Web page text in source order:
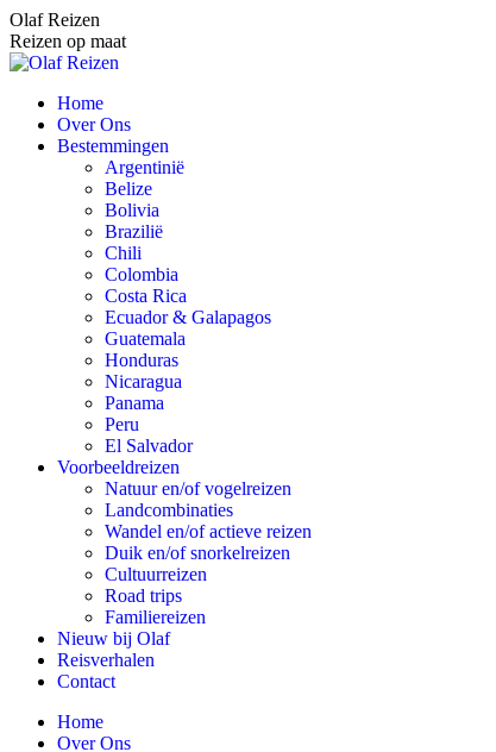
Spring
naar
content
Olaf Reizen
Reizen op maat
Home
Over Ons
Bestemmingen
Argentinië
Belize
Bolivia
Brazilië
Chili
Colombia
Costa Rica
Ecuador & Galapagos
Guatemala
Honduras
Nicaragua
Panama
Peru
El Salvador
Voorbeeldreizen
Natuur en/of vogelreizen
Landcombinaties
Wandel en/of actieve reizen
Duik en/of snorkelreizen
Cultuurreizen
Road trips
Familiereizen
Nieuw bij Olaf
Reisverhalen
Contact
Home
Over Ons